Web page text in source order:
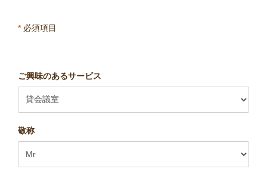
* 必須項目
ご興味のあるサービス
敬称